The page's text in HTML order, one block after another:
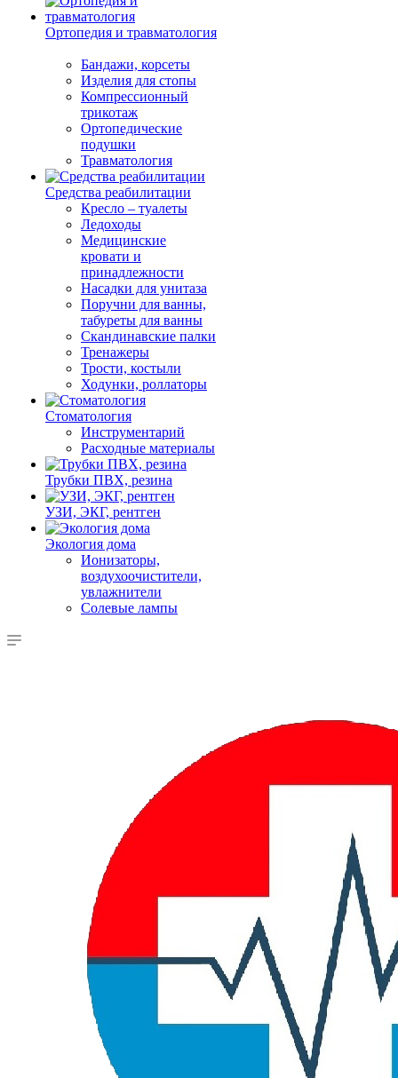
Ортопедия и травматология
Бандажи, корсеты
Изделия для стопы
Компрессионный
трикотаж
Ортопедические
подушки
Травматология
Средства реабилитации
Кресло – туалеты
Ледоходы
Медицинские
кровати и
принадлежности
Насадки для унитаза
Поручни для ванны,
табуреты для ванны
Скандинавские палки
Тренажеры
Трости, костыли
Ходунки, роллаторы
Стоматология
Инструментарий
Расходные материалы
Трубки ПВХ, резина
УЗИ, ЭКГ, рентген
Экология дома
Ионизаторы,
воздухоочистители,
увлажнители
Солевые лампы